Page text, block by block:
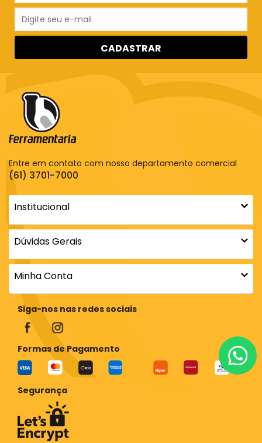
CADASTRAR
Entre em contato com nosso departamento comercial
(61) 3701-7000
Institucional
Dúvidas Gerais
Minha Conta
Siga-nos nas redes sociais
Formas de Pagamento
Segurança